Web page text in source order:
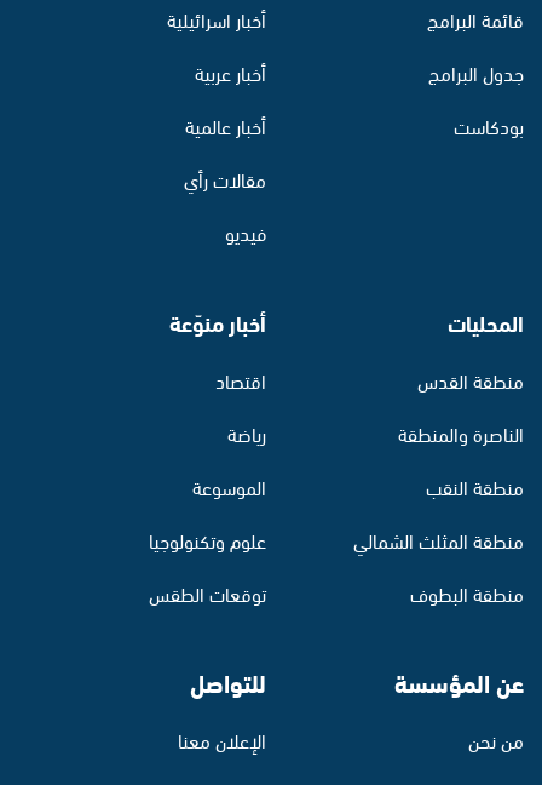
قائمة البرامج
جدول البرامج
بودكاست
أخبار اسرائيلية
أخبار عربية
أخبار عالمية
مقالات رأي
فيديو
المحليات
منطقة القدس
الناصرة والمنطقة
منطقة النقب
منطقة المثلث الشمالي
منطقة البطوف
أخبار منوّعة
اقتصاد
رياضة
الموسوعة
علوم وتكنولوجيا
توقعات الطقس
عن المؤسسة
من نحن
للتواصل
الإعلان معنا